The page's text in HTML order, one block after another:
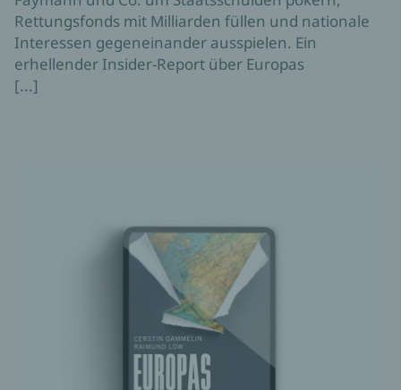
Rettungsfonds mit Milliarden füllen und nationale
Interessen gegeneinander ausspielen. Ein
erhellender Insider-Report über Europas
[...]